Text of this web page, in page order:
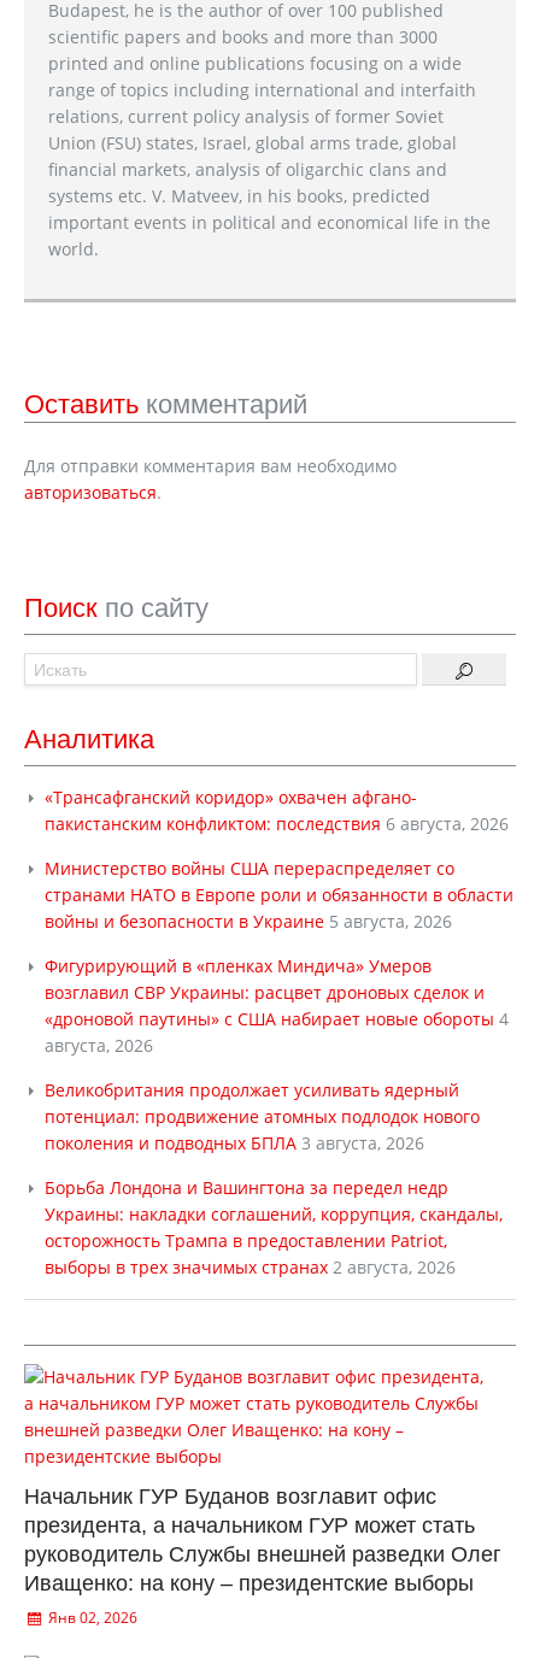
Budapest, he is the author of over 100 published
scientific papers and books and more than 3000
printed and online publications focusing on a wide
range of topics including international and interfaith
relations, current policy analysis of former Soviet
Union (FSU) states, Israel, global arms trade, global
financial markets, analysis of oligarchic clans and
systems etc. V. Matveev, in his books, predicted
important events in political and economical life in the
world.
Оставить комментарий
Для отправки комментария вам необходимо
авторизоваться.
Поиск по сайту
Аналитика
«Трансафганский коридор» охвачен афгано-
пакистанским конфликтом: последствия 6 августа, 2026
Министерство войны США перераспределяет со
странами НАТО в Европе роли и обязанности в области
войны и безопасности в Украине 5 августа, 2026
Фигурирующий в «пленках Миндича» Умеров
возглавил СВР Украины: расцвет дроновых сделок и
«дроновой паутины» с США набирает новые обороты 4
августа, 2026
Великобритания продолжает усиливать ядерный
потенциал: продвижение атомных подлодок нового
поколения и подводных БПЛА 3 августа, 2026
Борьба Лондона и Вашингтона за передел недр
Украины: накладки соглашений, коррупция, скандалы,
осторожность Трампа в предоставлении Patriot,
выборы в трех значимых странах 2 августа, 2026
Начальник ГУР Буданов возглавит офис
президента, а начальником ГУР может стать
руководитель Службы внешней разведки Олег
Иващенко: на кону – президентские выборы
Янв 02, 2026